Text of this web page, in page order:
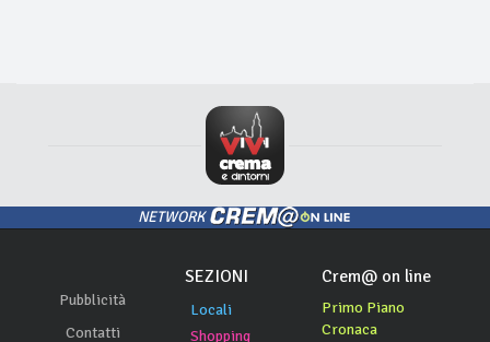
NETWORK
Pubblicità
Contatti
SEZIONI
Locali
Shopping
Crem@ on line
Primo Piano
Cronaca